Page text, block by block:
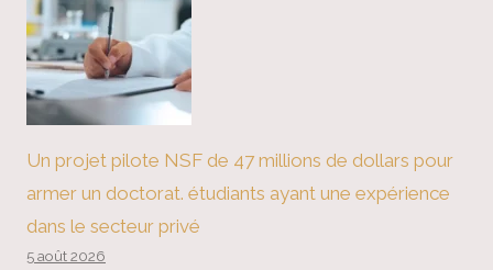
Un projet pilote NSF de 47 millions de dollars pour
armer un doctorat. étudiants ayant une expérience
dans le secteur privé
5 août 2026